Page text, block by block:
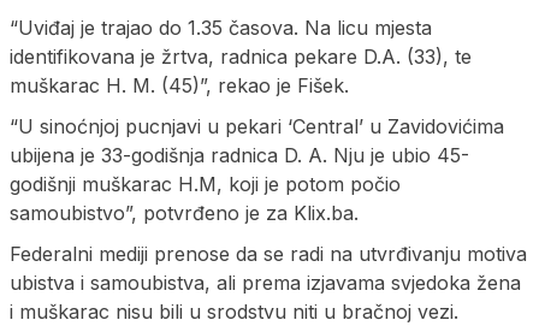
“Uviđaj je trajao do 1.35 časova. Na licu mjesta
identifikovana je žrtva, radnica pekare D.A. (33), te
muškarac H. M. (45)”, rekao je Fišek.
“U sinoćnjoj pucnjavi u pekari ‘Central’ u Zavidovićima
ubijena je 33-godišnja radnica D. A. Nju je ubio 45-
godišnji muškarac H.M, koji je potom počio
samoubistvo”, potvrđeno je za Klix.ba.
Federalni mediji prenose da se radi na utvrđivanju motiva
ubistva i samoubistva, ali prema izjavama svjedoka žena
i muškarac nisu bili u srodstvu niti u bračnoj vezi.